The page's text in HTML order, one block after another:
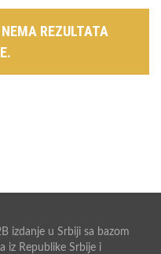
REZULTATA
izdanje u Srbiji sa bazom
iz Republike Srbije i